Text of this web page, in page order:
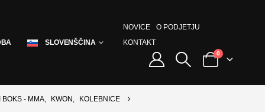
SLOVENŠČINA
NOVICE
O PODJETJU
KONTAKT
0
BOKS - MMA, KWON ,
KOLEBNICE